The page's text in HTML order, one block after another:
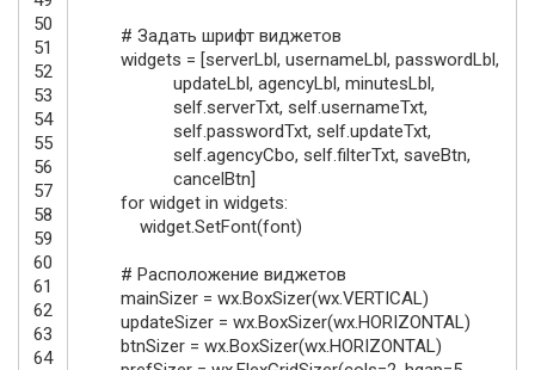
50
51
52
53
54
55
56
57
58
59
60
61
62
63
64
# Задать шрифт виджетов
widgets = [serverLbl, usernameLbl, passwordLbl,
updateLbl, agencyLbl, minutesLbl,
self.serverTxt, self.usernameTxt,
self.passwordTxt, self.updateTxt,
self.agencyCbo, self.filterTxt, saveBtn,
cancelBtn]
for widget in widgets:
widget.SetFont(font)
# Расположение виджетов
mainSizer = wx.BoxSizer(wx.VERTICAL)
updateSizer = wx.BoxSizer(wx.HORIZONTAL)
btnSizer = wx.BoxSizer(wx.HORIZONTAL)